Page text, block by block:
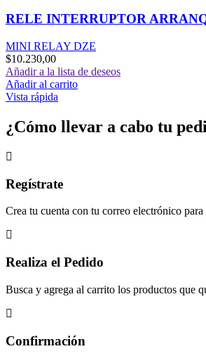
RELE INTERRUPTOR
MINI RELAY DZE
$10.230,00
Añadir a la lista de deseos
Añadir al carrito
Vista rápida
¿Cómo llevar a cabo tu
Regístrate
Crea tu cuenta con tu correo electrónico
Realiza el Pedido
Busca y agrega al carrito los productos que
Confirmación